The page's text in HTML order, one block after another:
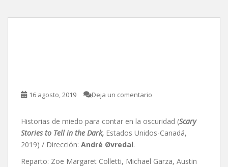
16 agosto, 2019 Deja un comentario
Historias de miedo para contar en la oscuridad (Scary
Stories to Tell in the Dark, Estados Unidos-Canadá,
2019) / Dirección: André Øvredal.
Reparto: Zoe Margaret Colletti, Michael Garza, Austin